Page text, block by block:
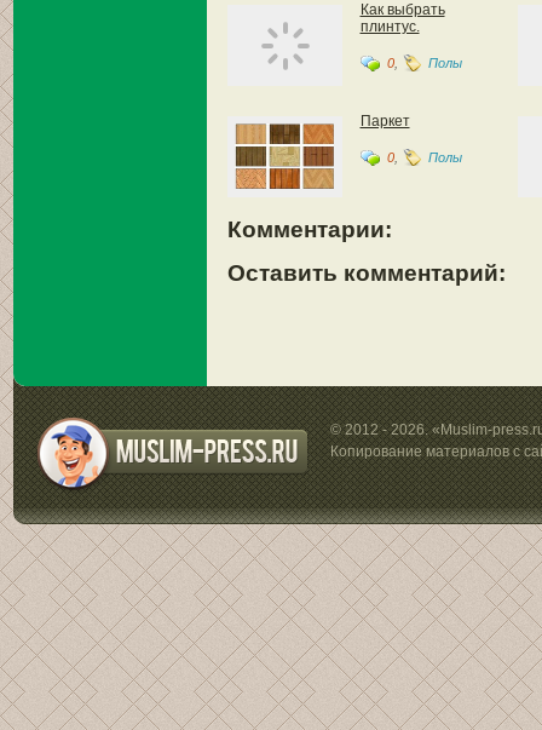
Как выбрать
плинтус.
0, Полы
Паркет
0, Полы
Комментарии:
Оставить комментарий:
© 2012 - 2026. «Muslim-
Копирование материалов с